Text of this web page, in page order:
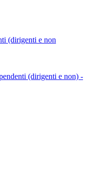
(dirigenti e non
(dirigenti e non) -